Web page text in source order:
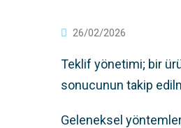
26/02/2026
Teklif yönetimi; bir
sonucunun takip
Geleneksel